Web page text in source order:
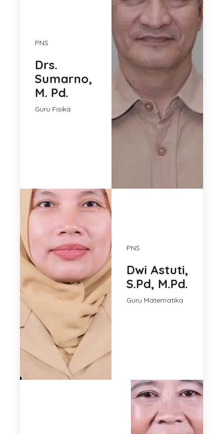
PNS
Drs.
Sumarno,
M. Pd.
Guru Fisika
PNS
Dwi Astuti,
S.Pd, M.Pd.
Guru Matematika